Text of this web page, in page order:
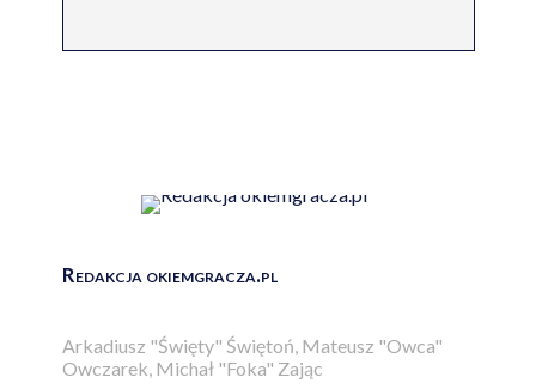
Redakcja okiemgracza.pl
Arkadiusz "Święty" Świętoń, Mateusz "Owca"
Owczarek, Michał "Foka" Zając